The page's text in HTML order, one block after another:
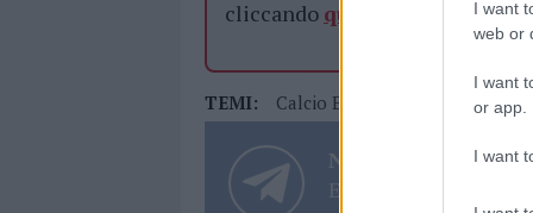
I want
web or
I want
or app.
I want
cliccando qui
TEMI: Calcio Eccellenza Sardegna
Notizie in tempo
Entra nel canale